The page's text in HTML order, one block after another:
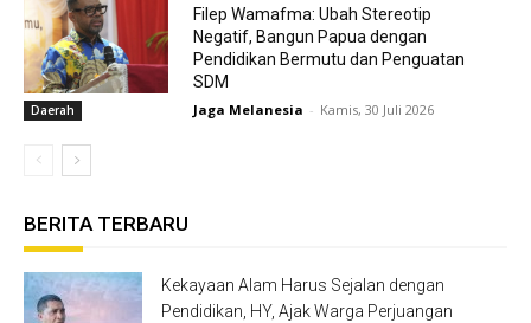
Daerah
Filep Wamafma: Ubah Stereotip
Negatif, Bangun Papua dengan
Pendidikan Bermutu dan Penguatan
SDM
Jaga Melanesia - Kamis, 30 Juli 2026
BERITA TERBARU
Kekayaan Alam Harus Sejalan dengan
Pendidikan, HY, Ajak Warga Perjuangan